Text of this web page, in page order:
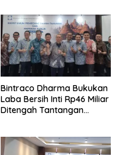
Bintraco Dharma Bukukan
Laba Bersih Inti Rp46 Miliar
Ditengah Tantangan